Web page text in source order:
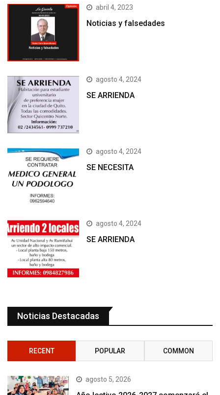
abril 4, 2023
Noticias y falsedades
agosto 4, 2024
SE ARRIENDA
agosto 4, 2024
SE NECESITA
agosto 4, 2024
SE ARRIENDA
Noticias Destacadas
RECENT POPULAR COMMON
agosto 5, 2026